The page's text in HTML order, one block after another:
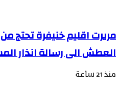
مريرت اقليم خنيفرة تحتج
العطش الى رسالة انذار
منذ 21 ساعة